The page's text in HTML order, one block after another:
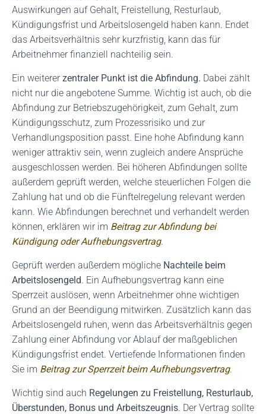
Auswirkungen auf Gehalt, Freistellung, Resturlaub,
Kündigungsfrist und Arbeitslosengeld haben kann. Endet
das Arbeitsverhältnis sehr kurzfristig, kann das für
Arbeitnehmer finanziell nachteilig sein.
Ein weitererzentraler Punkt ist die Abfindung. Dabei zählt
nicht nur die angebotene Summe. Wichtig ist auch, ob die
Abfindung zur Betriebszugehörigkeit, zum Gehalt, zum
Kündigungsschutz, zum Prozessrisiko und zur
Verhandlungsposition passt. Eine hohe Abfindung kann
weniger attraktiv sein, wenn zugleich andere Ansprüche
ausgeschlossen werden. Bei höheren Abfindungen sollte
außerdem geprüft werden, welche steuerlichen Folgen die
Zahlung hat und ob die Fünftelregelung relevant werden
kann. Wie Abfindungen berechnet und verhandelt werden
können, erklären wir im Beitrag zur Abfindung bei
Kündigung oder Aufhebungsvertrag.
Geprüft werden außerdem mögliche Nachteile beim
Arbeitslosengeld. Ein Aufhebungsvertrag kann eine
Sperrzeit auslösen, wenn Arbeitnehmer ohne wichtigen
Grund an der Beendigung mitwirken. Zusätzlich kann das
Arbeitslosengeld ruhen, wenn das Arbeitsverhältnis gegen
Zahlung einer Abfindung vor Ablauf der maßgeblichen
Kündigungsfrist endet. Vertiefende Informationen finden
Sie im Beitrag zur Sperrzeit beim Aufhebungsvertrag.
Wichtig sind auch Regelungen zu Freistellung, Resturlaub,
Überstunden, Bonus und Arbeitszeugnis. Der Vertrag sollte